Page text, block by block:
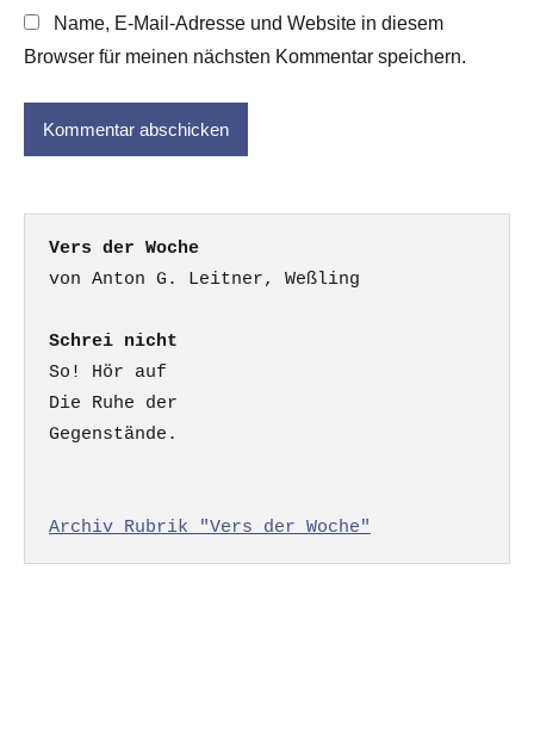
Name, E-Mail-Adresse und Website in diesem
Browser für meinen nächsten Kommentar speichern.
Vers der Woche
Schrei nicht
So! Hör auf
Die Ruhe der
Gegenstände.
Archiv Rubrik "Vers der Woche"